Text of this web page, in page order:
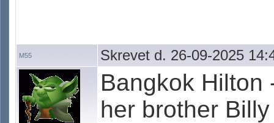
M55 Skrevet d. 26-09-2025
Bangkok Hilton
her brother